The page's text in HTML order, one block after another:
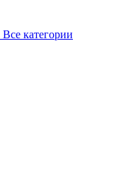
Все категории